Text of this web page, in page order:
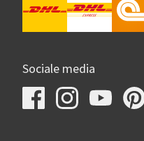
Sociale media